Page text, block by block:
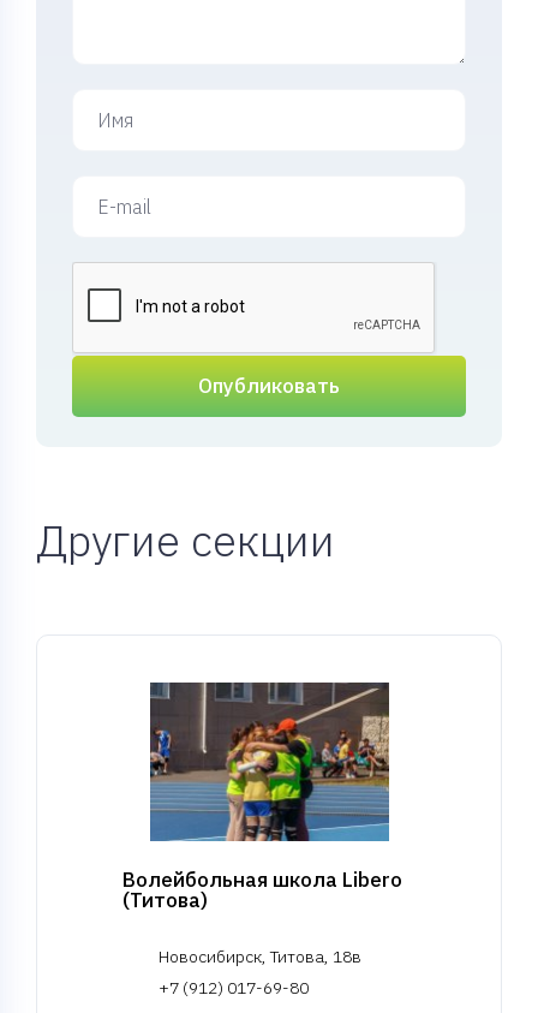
Опубликовать
Другие секции
Волейбольная школа Libero
(Титова)
Новосибирск, Титова, 18в
+7 (912) 017-69-80